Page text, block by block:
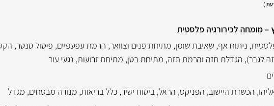
– מומחה לכירורגיה פלסטית
, ניתוח אף, שאיבת שומן, מתיחת פנים וצוואר, הרמת עפעפיים, פיסול סנטר,
לגבר), הגדלת חזה והרמת חזה, מתיחת בטן, מתיחת זרועות, נגעי עור
, הכשרת היישוב, הפניקס, הראל, ביטוח ישיר, כלל בריאות, מנורה מבטחים, מגדל